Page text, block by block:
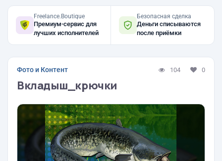
Freelance.Boutique
Премиум-сервис для
лучших исполнителей
Безопасная сделка
Деньги списываются
после приёмки
Фото и Контент 104 0
Вкладыш_крючки